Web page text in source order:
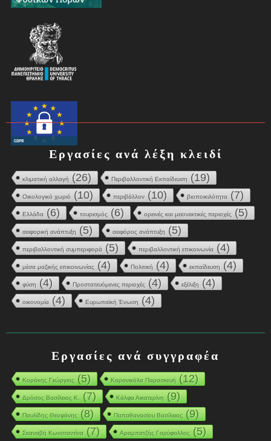
Εργασίες ανά λέξη κλειδί
κλιματική αλλαγή (26) Περιβαλλοντική Εκπαίδευση (19)
Οικολογικό χωριό (10) περιβάλλον (10) βιοποικιλότητα (7)
Ελλάδα (6) τουρισμός (6) ορεινές και μειονεκτικές περιοχές (5)
αειφορική ανάπτυξη (5) αειφόρος ανάπτυξη (5)
περιβαλλοντική συμπεριφορά (5) περιβαλλοντική επικοινωνία (4)
μέσα μαζικής επικοινωνίας (4) Πολιτική (4) εκπαίδευση (4)
φύση (4) Προστατευόμενες περιοχές (4) εξέλιξη (4)
οικονομία (4) Ευρωπαϊκή Ένωση (4)
Εργασίες ανά συγγραφέα
Κοράκης Γεώργιος(5) Καρανικόλα Παρασκευή(12)
Δρόσος Βασίλειος Κ.(7) Κάλφα Αικατερίνη(9)
Παυλίδης Θεοφάνης(8) Παπαθανασίου Βασίλειος(9)
Σκαναβή Κωνσταντίνα(7) Αραμπατζής Γαρύφαλλος(5)